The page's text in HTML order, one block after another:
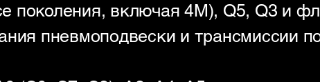
поколения, включая 4M), Q5, Q3 и
пневмоподвески и трансмиссии